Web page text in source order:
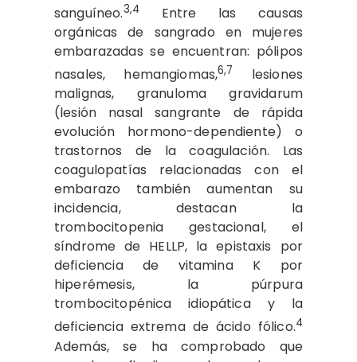
sanguíneo.3,4
Entre las causas
orgánicas de sangrado en mujeres
embarazadas se encuentran: pólipos
nasales, hemangiomas,6,7
lesiones
malignas, granuloma gravidarum
(lesión nasal sangrante de rápida
evolución hormono-dependiente) o
trastornos de la coagulación. Las
coagulopatías relacionadas con el
embarazo también aumentan su
incidencia, destacan la
trombocitopenia gestacional, el
síndrome de HELLP, la epistaxis por
deficiencia de vitamina K por
hiperémesis, la púrpura
trombocitopénica idiopática y la
deficiencia extrema de ácido fólico.4
Además, se ha comprobado que